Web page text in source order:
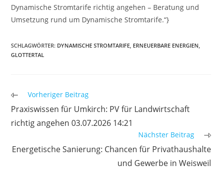
Dynamische Stromtarife richtig angehen – Beratung und
Umsetzung rund um Dynamische Stromtarife.“}
SCHLAGWÖRTER: DYNAMISCHE STROMTARIFE, ERNEUERBARE ENERGIEN,
GLOTTERTAL
Weitere
ansehen
Vorheriger Beitrag
Praxiswissen für Umkirch: PV für Landwirtschaft
richtig angehen 03.07.2026 14:21
Nächster Beitrag
Energetische Sanierung: Chancen für Privathaushalte
und Gewerbe in Weisweil